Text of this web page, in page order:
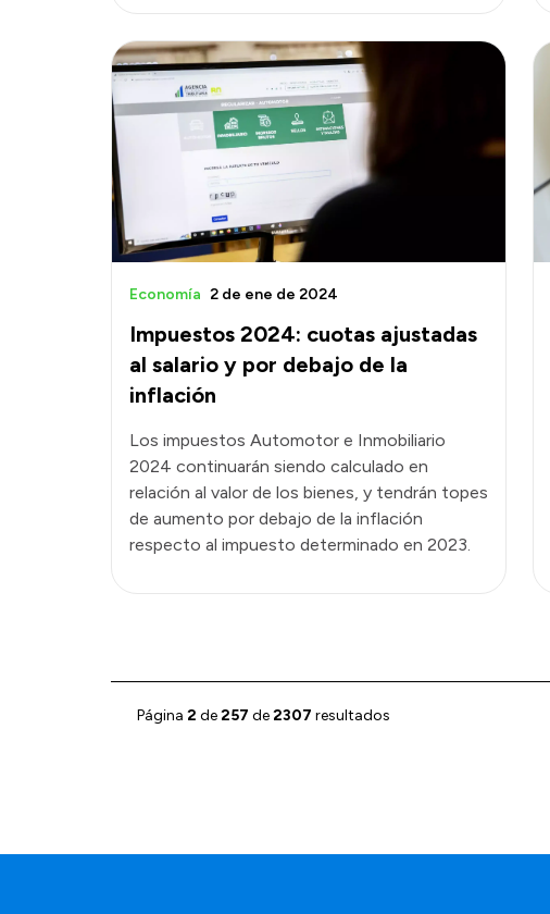
Impuestos 2024: cuotas ajustadas
al salario y por debajo de la
inflación
Economía 2 de ene de 2024
Los impuestos Automotor e Inmobiliario
2024 continuarán siendo calculado en
relación al valor de los bienes, y tendrán topes
de aumento por debajo de la inflación
respecto al impuesto determinado en 2023.
Página 2 de257 de2307 resultados